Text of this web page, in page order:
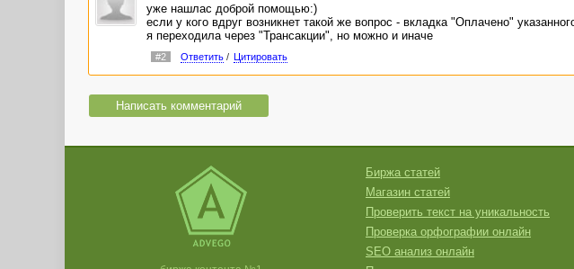
уже нашлас доброй помощью:)
если у кого вдруг возникнет такой же вопрос - вкладка "Оплачено"
я переходила через "Трансакции", но можно и иначе
#2 Ответить/ Цитировать
Написать комментарий
Биржа статей
Магазин статей
Проверить текст на уникальность
Проверка орфографии онлайн
SEO анализ онлайн